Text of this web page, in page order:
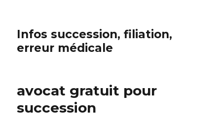
Infos succession, filiation,
erreur médicale
avocat gratuit pour
succession